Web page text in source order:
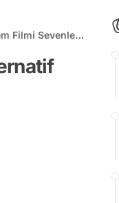
Filmi Sevenleri